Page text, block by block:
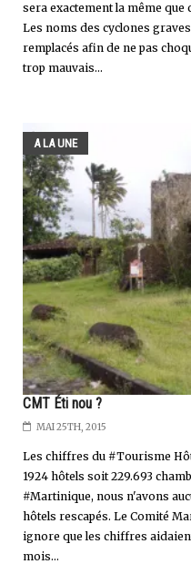
sera exactement la même que
Les noms des cyclones
remplacés afin de ne pas
trop mauvais...
A LA UNE
CMT Éti nou ?
MAI 25TH, 2015
Les chiffres du #Tourisme
1924 hôtels soit 229.693
#Martinique, nous n'avons
hôtels rescapés. Le Comité
ignore que les chiffres
mois...